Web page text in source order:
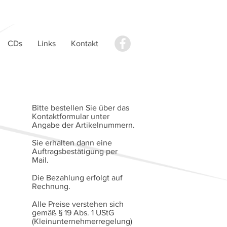
CDs Links Kontakt
Bitte bestellen Sie über das
Kontaktformular unter
Angabe der Artikelnummern.
Sie erhalten dann eine
Auftragsbestätigung per
Mail.
Die Bezahlung erfolgt auf
Rechnung.
Alle Preise verstehen sich
gemäß § 19 Abs. 1 UStG
(Kleinunternehmerregelung)